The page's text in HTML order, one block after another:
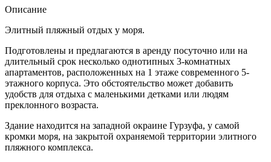
Описание
Элитный пляжный отдых у моря.
Подготовлены и предлагаются в аренду посуточно или на
длительный срок несколько однотипных 3-комнатных
апартаментов, расположенных на 1 этаже современного 5-
этажного корпуса. Это обстоятельство может добавить
удобств для отдыха с маленькими детками или людям
преклонного возраста.
Здание находится на западной окраине Гурзуфа, у самой
кромки моря, на закрытой охраняемой территории элитного
пляжного комплекса.